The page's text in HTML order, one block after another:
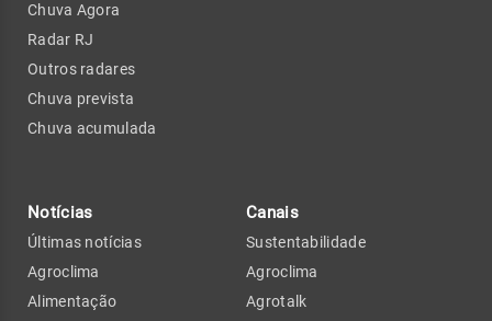
Chuva Agora
Radar RJ
Outros radares
Chuva prevista
Chuva acumulada
Notícias
Últimas notícias
Agroclima
Alimentação
Canais
Sustentabilidade
Agroclima
Agrotalk